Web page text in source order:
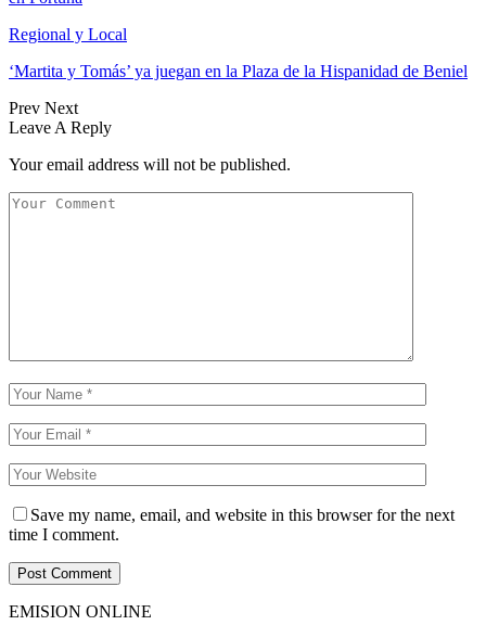
Regional y Local
‘Martita y Tomás’ ya juegan en la Plaza de la Hispanidad de Beniel
Prev Next
Leave A Reply
Your email address will not be published.
Save my name, email, and website in this browser for the next
time I comment.
EMISION ONLINE